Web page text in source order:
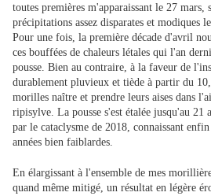
toutes premières m'apparaissant le 27 mars,
précipitations assez disparates et modiques
Pour une fois, la première décade d'avril
ces bouffées de chaleurs létales qui l'an
pousse. Bien au contraire, à la faveur de
durablement pluvieux et tiède à partir du
morilles naître et prendre leurs aises dans
ripisylve. La pousse s'est étalée jusqu'au
par le cataclysme de 2018, connaissant
années bien faiblardes.
En élargissant à l'ensemble de mes
quand même mitigé, un résultat en légère